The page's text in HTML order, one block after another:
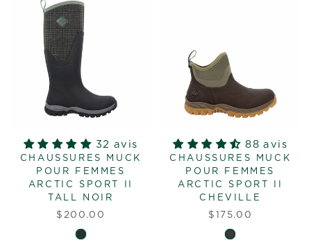
32 avis
CHAUSSURES MUCK
POUR FEMMES
ARCTIC SPORT II
TALL NOIR
$200.00
88 avis
CHAUSSURES MUCK
POUR FEMMES
ARCTIC SPORT II
CHEVILLE
$175.00